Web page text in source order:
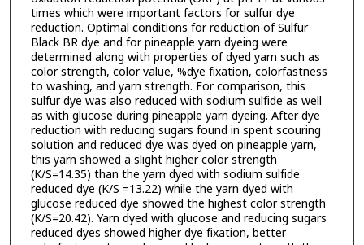
times which were important factors for sulfur dye
reduction. Optimal conditions for reduction of Sulfur
Black BR dye and for pineapple yarn dyeing were
determined along with properties of dyed yarn such as
color strength, color value, %dye fixation, colorfastness
to washing, and yarn strength. For comparison, this
sulfur dye was also reduced with sodium sulfide as well
as with glucose during pineapple yarn dyeing. After dye
reduction with reducing sugars found in spent scouring
solution and reduced dye was dyed on pineapple yarn,
this yarn showed a slight higher color strength
(K/S=14.35) than the yarn dyed with sodium sulfide
reduced dye (K/S =13.22) while the yarn dyed with
glucose reduced dye showed the highest color strength
(K/S=20.42). Yarn dyed with glucose and reducing sugars
reduced dyes showed higher dye fixation, better